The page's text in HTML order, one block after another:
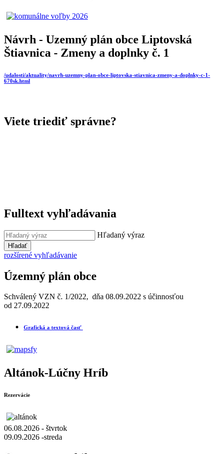
Návrh - Uzemný plán obce Liptovská
Štiavnica - Zmeny a doplnky č. 1
/udalosti/aktuality/navrh-uzemny-plan-obce-liptovska-stiavnica-zmeny-a-doplnky-c-1-
670sk.html
Viete triediť správne?
Fulltext vyhľadávania
Hľadaný výraz
Hľadať
rozšírené vyhľadávanie
Územný plán obce
Schválený VZN č. 1/2022, dňa 08.09.2022 s účinnosťou
od 27.09.2022
Grafická a textová časť
Altánok-Lúčny Hríb
Rezervácie
06.08.2026 - štvrtok
09.09.2026 -streda